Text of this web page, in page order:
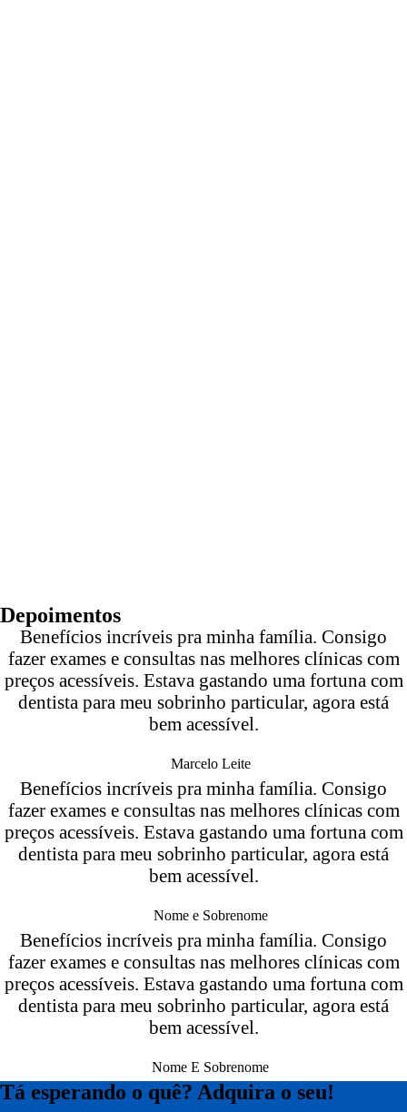
Depoimentos
Benefícios incríveis pra minha família. Consigo
fazer exames e consultas nas melhores clínicas com
preços acessíveis. Estava gastando uma fortuna com
dentista para meu sobrinho particular, agora está
bem acessível.
Marcelo Leite
Benefícios incríveis pra minha família. Consigo
fazer exames e consultas nas melhores clínicas com
preços acessíveis. Estava gastando uma fortuna com
dentista para meu sobrinho particular, agora está
bem acessível.​
Nome e Sobrenome
Benefícios incríveis pra minha família. Consigo
fazer exames e consultas nas melhores clínicas com
preços acessíveis. Estava gastando uma fortuna com
dentista para meu sobrinho particular, agora está
bem acessível.​
Nome E Sobrenome
Tá esperando o quê? Adquira o seu!